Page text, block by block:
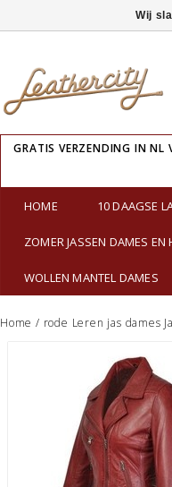
GRATIS VERZENDING IN NL
HOME 10 DAAGSE
ZOMER JASSEN DAMES EN
WOLLEN MANTEL DAMES
Home / rode Leren jas dames
Wij